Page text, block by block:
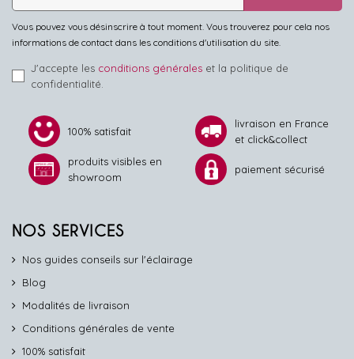
Vous pouvez vous désinscrire à tout moment. Vous trouverez pour cela nos
informations de contact dans les conditions d'utilisation du site.
J'accepte les conditions générales et la politique de
confidentialité.
100% satisfait
livraison en France
et click&collect
produits visibles en
showroom
paiement sécurisé
NOS SERVICES
Nos guides conseils sur l'éclairage
Blog
Modalités de livraison
Conditions générales de vente
100% satisfait